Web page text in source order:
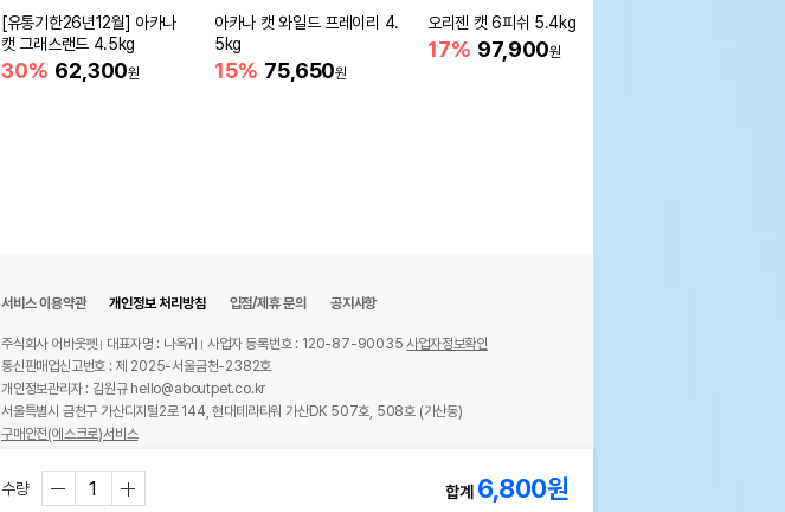
[유통기한26년12월] 아카나
캣 그래스랜드 4.5kg
30% 62,300원
아카나 캣 와일드 프레이리 4.
5kg
15% 75,650원
오리젠 캣 6피쉬 5.4kg
17% 97,900원
수량 합계 6,800원
서비스 이용약관 개인정보 처리방침 입점/제휴 문의 공지사항
주식회사 어바웃펫 대표자명 : 나옥귀 사업자 등록번호 : 120-87-90035사업자정보확인
통신판매업신고번호 : 제 2025-서울금천-2382호
개인정보관리자 : 김원규 hello@aboutpet.co.kr
서울특별시 금천구 가산디지털2로 144, 현대테라타워 가산DK 507호, 508호 (가산동)
구매안전(에스크로)서비스